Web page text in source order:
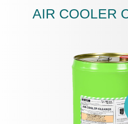
AIR COOLER